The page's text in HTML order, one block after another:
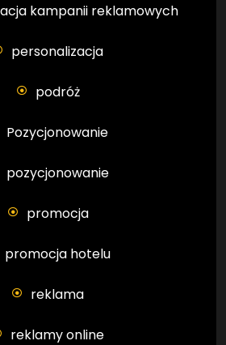
kampanii reklamowych
personalizacja
podróż
Pozycjonowanie
pozycjonowanie
promocja
promocja hotelu
reklama
reklamy online